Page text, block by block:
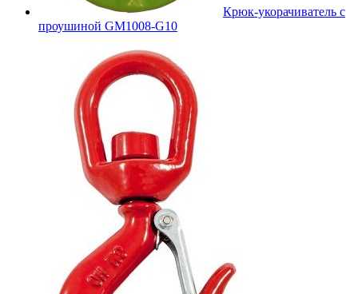
Крюк-укорачиватель с
проушиной GM1008-G10